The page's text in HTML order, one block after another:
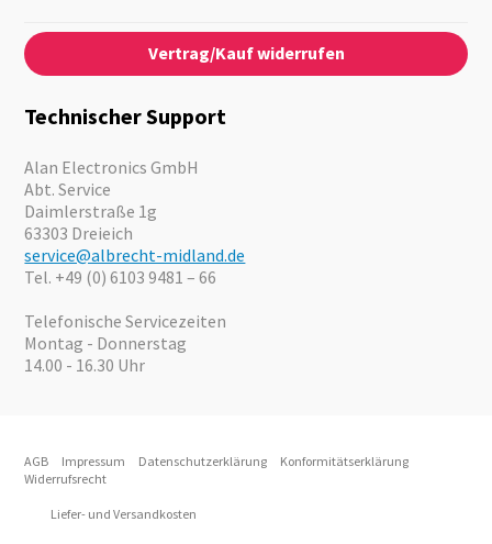
Audio
Notfallvorsorge
Motorrad
Angebote
Kontaktformular
Über Uns
News
Kataloge
Vertrag/Kauf widerrufen
Technischer Support
Alan Electronics GmbH
Abt. Service
Daimlerstraße 1g
63303 Dreieich
service@albrecht-midland.de
Tel. +49 (0) 6103 9481 – 66
Telefonische Servicezeiten
Montag - Donnerstag
14.00 - 16.30 Uhr
AGB Impressum Datenschutzerklärung
Konformitätserklärung
Widerrufsrecht
Liefer- und Versandkosten